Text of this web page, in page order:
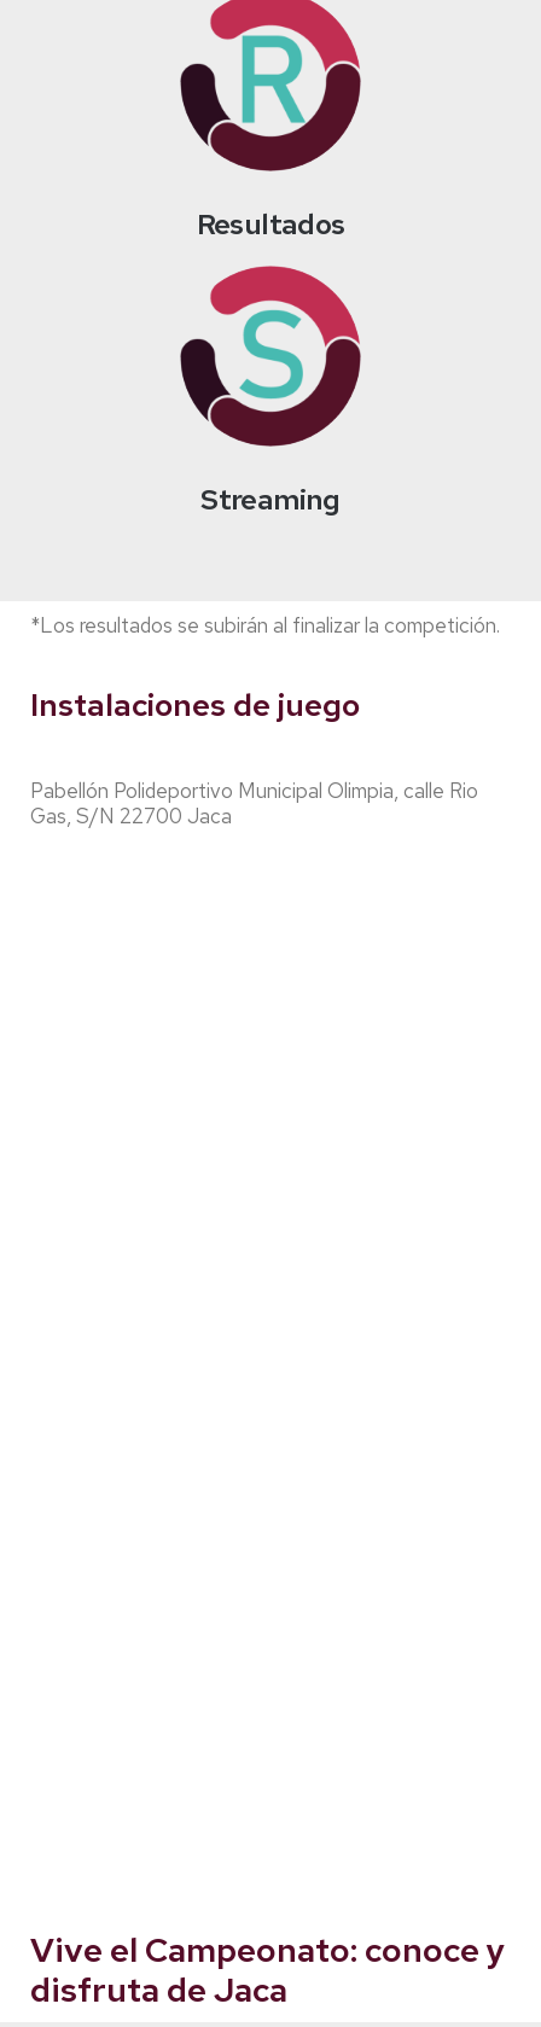
Resultados
Streaming
*Los resultados se subirán al finalizar la competición.
Instalaciones de juego
Pabellón Polideportivo Municipal Olimpia, calle Rio
Gas, S/N 22700 Jaca
Vive el Campeonato: conoce y
disfruta de Jaca